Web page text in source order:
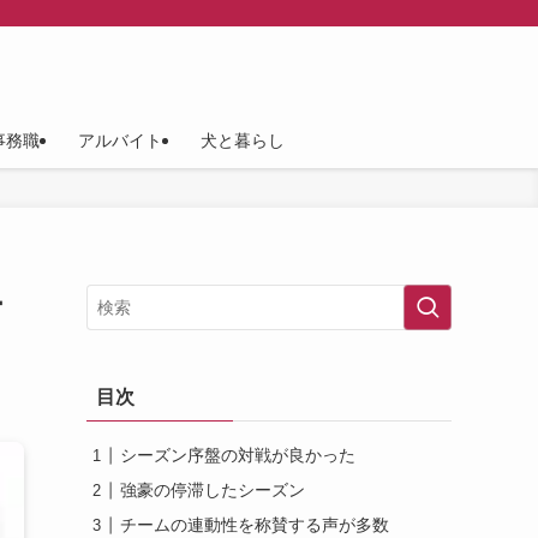
務職 アルバイト 犬と暮らし
目次
シーズン序盤の対戦が良かった
強豪の停滞したシーズン
チームの連動性を称賛する声が多数